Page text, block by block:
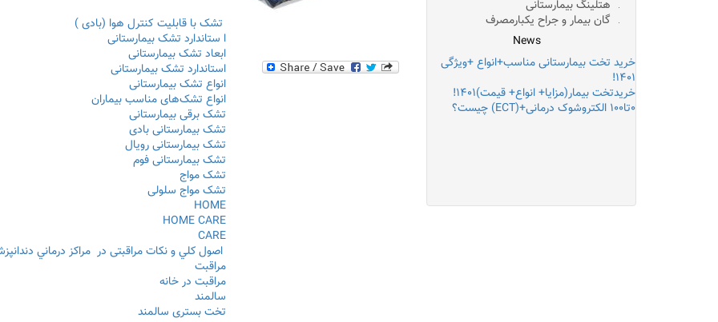
تشک با قابلیت کنترل هوا (بادی )
ا ستاندارد تشک بیمارستانی
ابعاد تشک بیمارستانی
استاندارد تشک بیمارستانی
انواع تشک بیمارستانی
انواع تشک‌های مناسب بیماران
تشک برقی بیمارستانی
تشک بیمارستانی بادی
تشک بیمارستانی رویال
تشک بیمارستانی فوم
تشک مواج
تشک مواج سلولی
HOME
HOME CARE
CARE
اصول كلي و نكات مراقبتی در مراكز درماني
مراقبت
مراقبت در خانه
سالمند
تخت بستری سالمند
هتلینگ بیمارستانی
گان بیمار و جراح یکبارمصرف
News
خرید تخت بیمارستانی مناسب+انواع +ویژگی
۱۴۰۱!
خریدتخت بیمار(مزایا+ انواع+ قیمت)۱۴۰۱!
۰تا۱۰۰ الکتروشوک درمانی+(ECT) چیست؟